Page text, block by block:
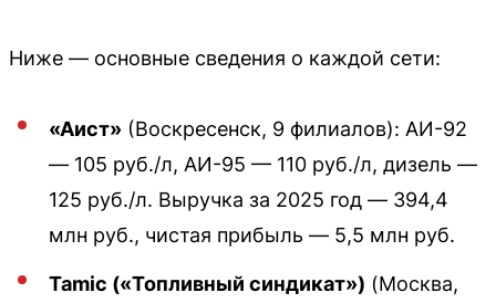
Ниже — основные сведения о каждой сети:
«Аист» (Воскресенск, 9 филиалов): АИ-92
— 105 руб./л, АИ-95 — 110 руб./л, дизель —
125 руб./л. Выручка за 2025 год — 394,4
млн руб., чистая прибыль — 5,5 млн руб.
Tamic («Топливный синдикат») (Москва,